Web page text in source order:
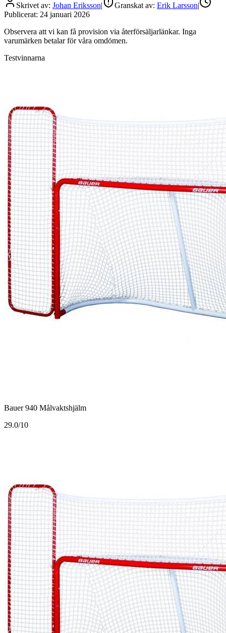
Skrivet av: Johan Eriksson| Granskat av: Erik Larsson|
Publicerat: 24 januari 2026
Observera att vi kan få provision via återförsäljarlänkar. Inga
varumärken betalar för våra omdömen.
Testvinnarna
Bauer 940 Målvaktshjälm
29.0/10